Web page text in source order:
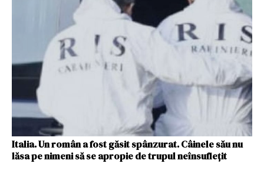
Italia. Un român a fost găsit spânzurat. Câinele său nu
lăsa pe nimeni să se apropie de trupul neînsufleţit